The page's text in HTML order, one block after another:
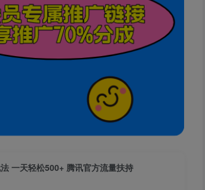
一天轻松500+ 腾讯官方流量扶持